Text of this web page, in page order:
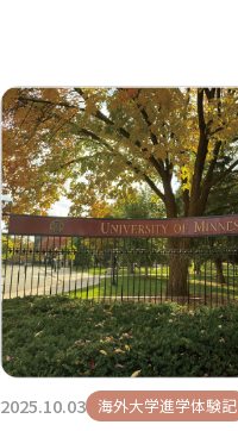
2025.10.03 海外大学進学体験記